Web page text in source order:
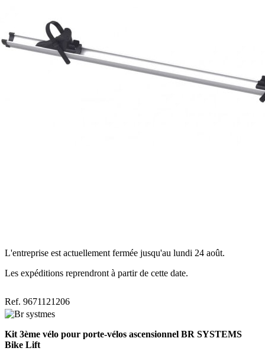
L'entreprise est actuellement fermée jusqu'au lundi 24 août.
Les expéditions reprendront à partir de cette date.
Ref. 9671121206
Kit 3ème vélo pour porte-vélos ascensionnel BR SYSTEMS
Bike Lift